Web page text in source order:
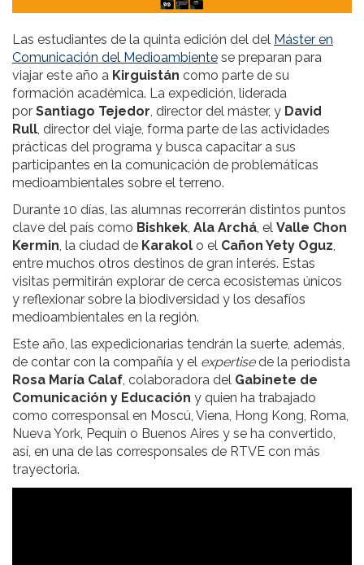
Las estudiantes de la quinta edición del del Máster en
Comunicación del Medioambiente se preparan para
viajar este año a Kirguistán como parte de su
formación académica. La expedición, liderada
por Santiago Tejedor, director del máster, y David
Rull, director del viaje, forma parte de las actividades
prácticas del programa y busca capacitar a sus
participantes en la comunicación de problemáticas
medioambientales sobre el terreno.
Durante 10 días, las alumnas recorrerán distintos puntos
clave del país como Bishkek, Ala Archá, el Valle Chon
Kermin, la ciudad de Karakol o el Cañon Yety Oguz,
entre muchos otros destinos de gran interés. Estas
visitas permitirán explorar de cerca ecosistemas únicos
y reflexionar sobre la biodiversidad y los desafíos
medioambientales en la región.
Este año, las expedicionarias tendrán la suerte, además,
de contar con la compañía y el expertisede la periodista
Rosa María Calaf, colaboradora del Gabinete de
Comunicación y Educación y quien ha trabajado
como corresponsal en Moscú, Viena, Hong Kong, Roma,
Nueva York, Pequín o Buenos Aires y se ha convertido,
así, en una de las corresponsales de RTVE con más
trayectoria.